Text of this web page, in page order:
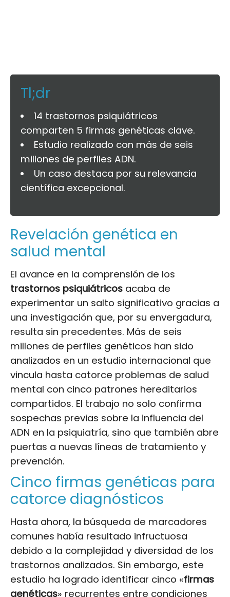
Tl;dr
14 trastornos psiquiátricos
comparten 5 firmas genéticas clave.
Estudio realizado con más de seis
millones de perfiles ADN.
Un caso destaca por su relevancia
científica excepcional.
Revelación genética en
salud mental
El avance en la comprensión de los
trastornos psiquiátricos acaba de
experimentar un salto significativo gracias a
una investigación que, por su envergadura,
resulta sin precedentes. Más de seis
millones de perfiles genéticos han sido
analizados en un estudio internacional que
vincula hasta catorce problemas de salud
mental con cinco patrones hereditarios
compartidos. El trabajo no solo confirma
sospechas previas sobre la influencia del
ADN en la psiquiatría, sino que también abre
puertas a nuevas líneas de tratamiento y
prevención.
Cinco firmas genéticas para
catorce diagnósticos
Hasta ahora, la búsqueda de marcadores
comunes había resultado infructuosa
debido a la complejidad y diversidad de los
trastornos analizados. Sin embargo, este
estudio ha logrado identificar cinco «firmas
genéticas» recurrentes entre condiciones